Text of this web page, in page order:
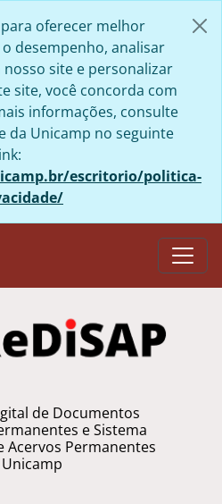
oferecer melhor
desempenho, analisar
site e personalizar
site, você concorda com
informações, consulte
da Unicamp no seguinte
escritorio/politica-
de Documentos
e Sistema
Acervos Permanentes